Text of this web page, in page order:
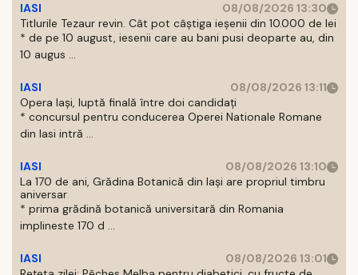
IASI
08/08/2026 13:30
Titlurile Tezaur revin. Cât pot câștiga ieșenii din 10.000 de lei
* de pe 10 august, iesenii care au bani pusi deoparte au, din
10 augus ...
IASI
08/08/2026 13:11
Opera Iași, luptă finală între doi candidați
* concursul pentru conducerea Operei Nationale Romane
din Iasi intră ...
IASI
08/08/2026 13:10
La 170 de ani, Grădina Botanică din Iași are propriul timbru
aniversar
* prima grădină botanică universitară din Romania
implineste 170 d ...
IASI
08/08/2026 13:01